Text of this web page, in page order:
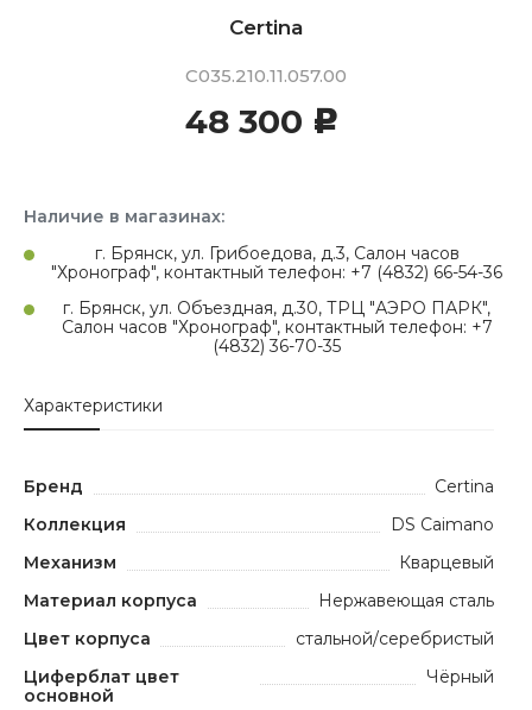
Certina
C035.210.11.057.00
48 300 c
Наличие в магазинах:
г. Брянск, ул. Грибоедова, д.3, Салон часов
"Хронограф", контактный телефон: +7 (4832) 66-54-36
г. Брянск, ул. Объездная, д.30, ТРЦ "АЭРО ПАРК",
Салон часов "Хронограф", контактный телефон: +7
(4832) 36-70-35
Характеристики
Бренд
Certina
Коллекция
DS Caimano
Механизм
Кварцевый
Материал корпуса
Нержавеющая сталь
Цвет корпуса
стальной/серебристый
Циферблат цвет
основной
Чёрный